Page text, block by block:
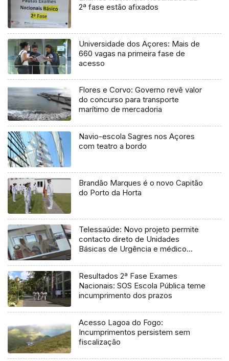
2ª fase estão afixados
Universidade dos Açores: Mais de
660 vagas na primeira fase de
acesso
Flores e Corvo: Governo revê valor
do concurso para transporte
marítimo de mercadoria
Navio-escola Sagres nos Açores
com teatro a bordo
Brandão Marques é o novo Capitão
do Porto da Horta
Telessaúde: Novo projeto permite
contacto direto de Unidades
Básicas de Urgência e médico
Resultados 2ª Fase Exames
Nacionais: SOS Escola Pública teme
incumprimento dos prazos
Acesso Lagoa do Fogo:
Incumprimentos persistem sem
fiscalização